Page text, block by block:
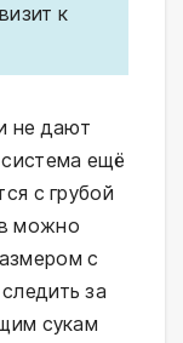
к
не дают
ещё
с грубой
можно
с
за
сукам